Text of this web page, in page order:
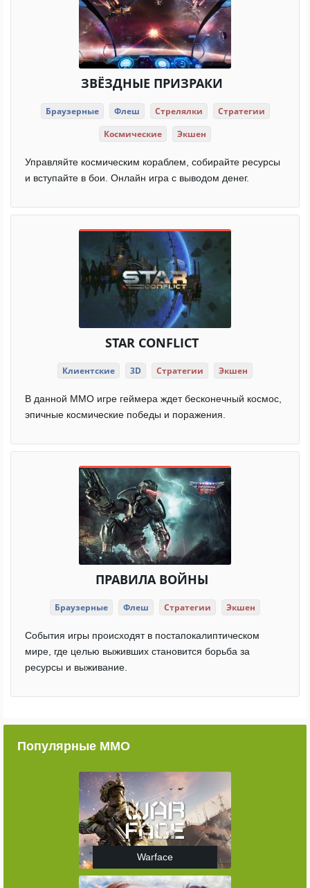
ЗВЁЗДНЫЕ ПРИЗРАКИ
Браузерные Флеш Стрелялки
Стратегии
Космические
Экшен
Управляйте космическим кораблем, собирайте ресурсы
и вступайте в бои. Онлайн игра с выводом денег.
STAR CONFLICT
Клиентские 3D Стратегии Экшен
В данной ММО игре геймера ждет бесконечный космос,
эпичные космические победы и поражения.
ПРАВИЛА ВОЙНЫ
Браузерные Флеш Стратегии Экшен
События игры происходят в постапокалиптическом
мире, где целью выживших становится борьба за
ресурсы и выживание.
Популярные ММО
Warface